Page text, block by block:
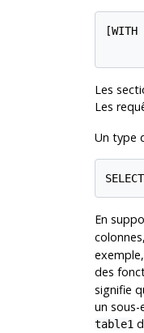
[WITH
Les
Les
Un type
En
des
signifie
un sous-
table1